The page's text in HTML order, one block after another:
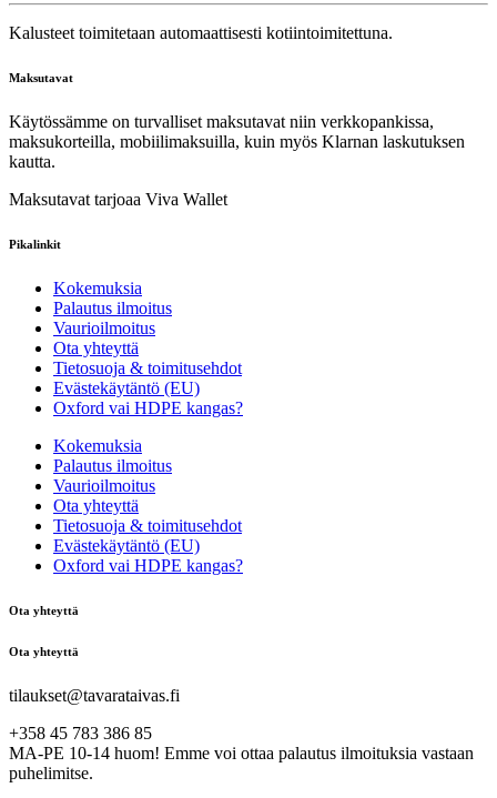
Kalusteet toimitetaan automaattisesti kotiintoimitettuna.
Maksutavat
Käytössämme on turvalliset maksutavat niin verkkopankissa,
maksukorteilla, mobiilimaksuilla, kuin myös Klarnan laskutuksen
kautta.
Maksutavat tarjoaa Viva Wallet
Pikalinkit
Kokemuksia
Palautus ilmoitus
Vaurioilmoitus
Ota yhteyttä
Tietosuoja & toimitusehdot
Evästekäytäntö (EU)
Oxford vai HDPE kangas?
Kokemuksia
Palautus ilmoitus
Vaurioilmoitus
Ota yhteyttä
Tietosuoja & toimitusehdot
Evästekäytäntö (EU)
Oxford vai HDPE kangas?
Ota yhteyttä
Ota yhteyttä
tilaukset@tavarataivas.fi
+358 45 783 386 85
MA-PE 10-14 huom! Emme voi ottaa palautus ilmoituksia vastaan
puhelimitse.